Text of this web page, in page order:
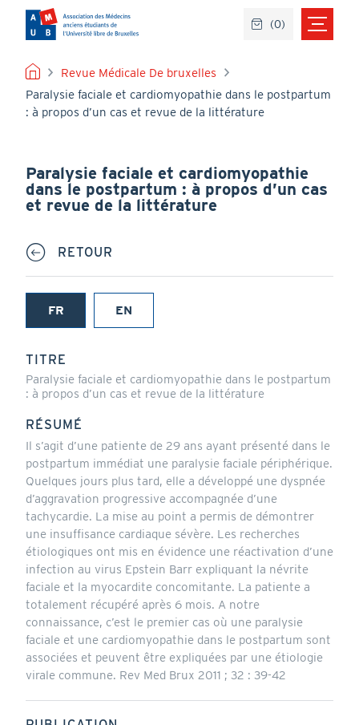
contenu
principal
FIL
D'ARIANE
Revue Médicale De bruxelles
Paralysie faciale et cardiomyopathie dans le postpartum
: à propos d’un cas et revue de la littérature
Paralysie faciale et cardiomyopathie
dans le postpartum : à propos d’un cas
et revue de la littérature
RETOUR
FR
(onglet
EN
TITRE
Paralysie faciale et cardiomyopathie dans le postpartum
: à propos d’un cas et revue de la littérature
RÉSUMÉ
Il s’agit d’une patiente de 29 ans ayant présenté dans le
postpartum immédiat une paralysie faciale périphérique.
Quelques jours plus tard, elle a développé une dyspnée
d’aggravation progressive accompagnée d’une
tachycardie. La mise au point a permis de démontrer
une insuffisance cardiaque sévère. Les recherches
étiologiques ont mis en évidence une réactivation d’une
infection au virus Epstein Barr expliquant la névrite
faciale et la myocardite concomitante. La patiente a
totalement récupéré après 6 mois. A notre
connaissance, c’est le premier cas où une paralysie
faciale et une cardiomyopathie dans le postpartum sont
associées et peuvent être expliquées par une étiologie
virale commune. Rev Med Brux 2011 ; 32 : 39-42
(0)